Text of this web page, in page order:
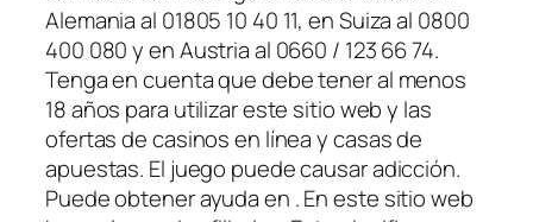
Alemania al 01805 10 40 11, en Suiza al 0800
400 080 y en Austria al 0660 / 123 66 74.
Tenga en cuenta que debe tener al menos
18 años para utilizar este sitio web y las
ofertas de casinos en línea y casas de
apuestas. El juego puede causar adicción.
Puede obtener ayuda en . En este sitio web